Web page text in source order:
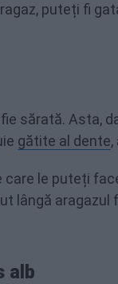
puteți fi
sărată. Asta,
gătite al dente
le puteți
lângă aragazul
alb